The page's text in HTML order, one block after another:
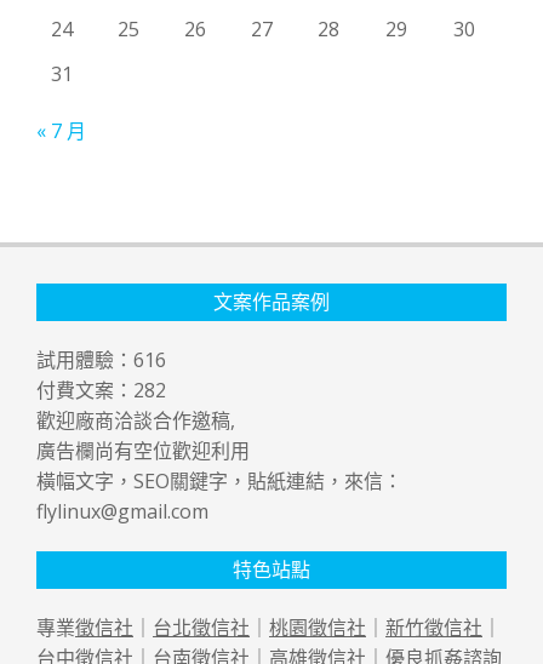
24
25 26 27 28 29
30
31
« 7 月
文案作品案例
試用體驗： 616
付費文案： 282
歡迎廠商洽談合作邀稿,
廣告欄尚有空位歡迎利用
橫幅文字，SEO關鍵字，貼紙連結，來信：
flylinux@gmail.com
特色站點
專業徵信社 ｜ 台北徵信社 ｜ 桃園徵信社 ｜ 新竹徵信社 ｜
台中徵信社 ｜ 台南徵信社 ｜ 高雄徵信社 ｜優良抓姦諮詢